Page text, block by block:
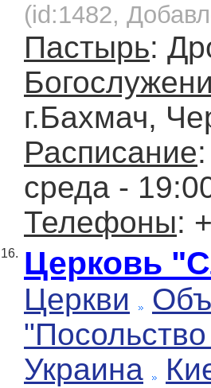
(id:1482,
Пастырь:
г.Бахмач,
Расписание
среда -
Телефоны:
16. Церковь
Церкви
Украина